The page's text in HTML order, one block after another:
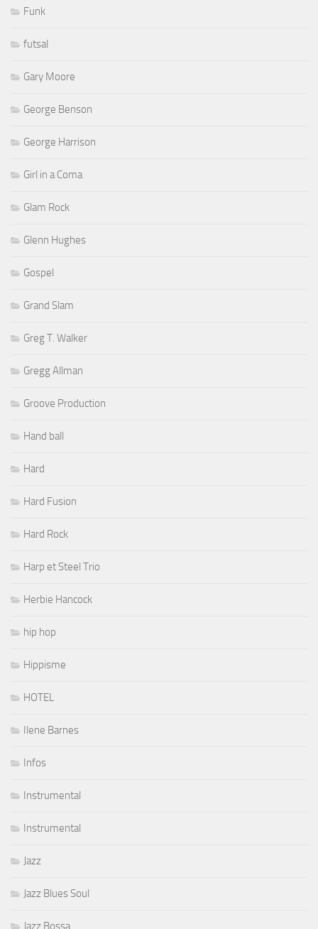
Funk
futsal
Gary Moore
George Benson
George Harrison
Girl in a Coma
Glam Rock
Glenn Hughes
Gospel
Grand Slam
Greg T. Walker
Gregg Allman
Groove Production
Hand ball
Hard
Hard Fusion
Hard Rock
Harp et Steel Trio
Herbie Hancock
hip hop
Hippisme
HOTEL
Ilene Barnes
Infos
Instrumental
Instrumental
Jazz
Jazz Blues Soul
Jazz Bossa